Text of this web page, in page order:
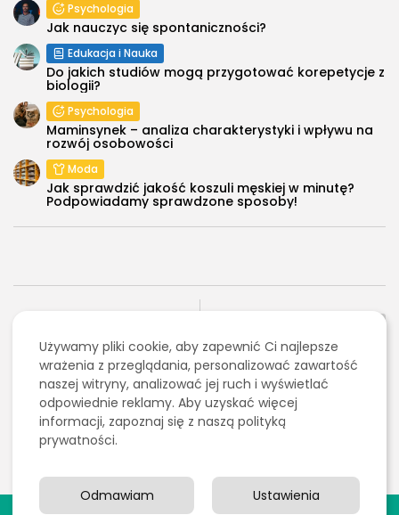
Psychologia
Jak nauczyc się spontaniczności?
Edukacja i Nauka
Do jakich studiów mogą przygotować korepetycje z
biologii?
Psychologia
Maminsynek – analiza charakterystyki i wpływu na
rozwój osobowości
Moda
Jak sprawdzić jakość koszuli męskiej w minutę?
Podpowiadamy sprawdzone sposoby!
Wzór empiryczny – co
oznacza, jak go obliczyć
Edukacja i Nauka
Problem badawczy
przykład – jak
sformułować temat
badań i...
Edukacja i Nauka
Używamy pliki cookie, aby zapewnić Ci najlepsze
wrażenia z przeglądania, personalizować zawartość
naszej witryny, analizować jej ruch i wyświetlać
odpowiednie reklamy. Aby uzyskać więcej
informacji, zapoznaj się z naszą polityką
prywatności.
Ustawienia
Odmawiam